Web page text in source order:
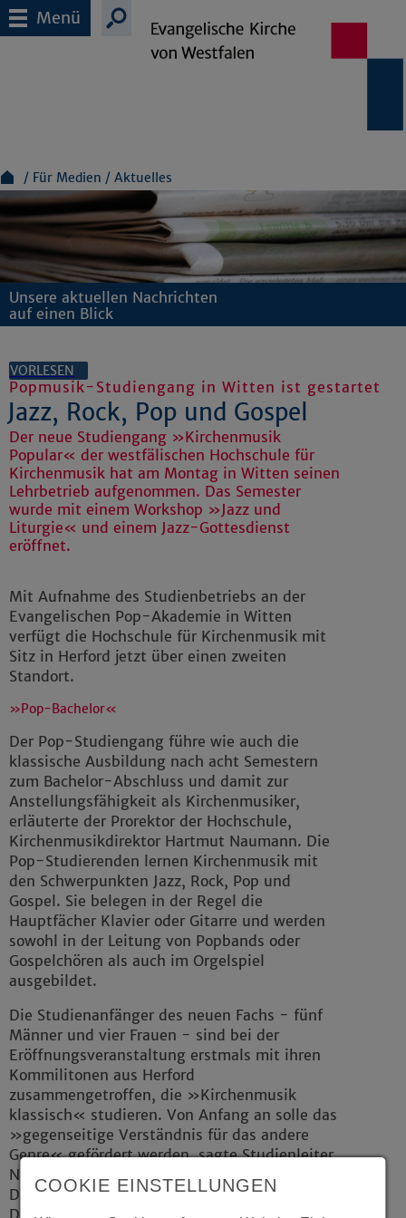
Menü
Für Medien Aktuelles
Unsere aktuellen Nachrichten
auf einen Blick
VORLESEN
Popmusik-Studiengang in Witten ist gestartet
Jazz, Rock, Pop und Gospel
Der neue Studiengang »Kirchenmusik
Popular« der westfälischen Hochschule für
Kirchenmusik hat am Montag in Witten seinen
Lehrbetrieb aufgenommen. Das Semester
wurde mit einem Workshop »Jazz und
Liturgie« und einem Jazz-Gottesdienst
eröffnet.
Mit Aufnahme des Studienbetriebs an der
Evangelischen Pop-Akademie in Witten
verfügt die Hochschule für Kirchenmusik mit
Sitz in Herford jetzt über einen zweiten
Standort.
»Pop-Bachelor«
Der Pop-Studiengang führe wie auch die
klassische Ausbildung nach acht Semestern
zum Bachelor-Abschluss und damit zur
Anstellungsfähigkeit als Kirchenmusiker,
erläuterte der Prorektor der Hochschule,
Kirchenmusikdirektor Hartmut Naumann. Die
Pop-Studierenden lernen Kirchenmusik mit
den Schwerpunkten Jazz, Rock, Pop und
Gospel. Sie belegen in der Regel die
Hauptfächer Klavier oder Gitarre und werden
sowohl in der Leitung von Popbands oder
Gospelchören als auch im Orgelspiel
ausgebildet.
Die Studienanfänger des neuen Fachs - fünf
Männer und vier Frauen - sind bei der
Eröffnungsveranstaltung erstmals mit ihren
Kommilitonen aus Herford
zusammengetroffen, die »Kirchenmusik
klassisch« studieren. Von Anfang an solle das
»gegenseitige Verständnis für das andere
Genre« gefördert werden, sagte Studienleiter
Naumann. Neben ihm hat auch der
Düsseldorfer Komponist und Musikproduzent
COOKIE EINSTELLUNGEN